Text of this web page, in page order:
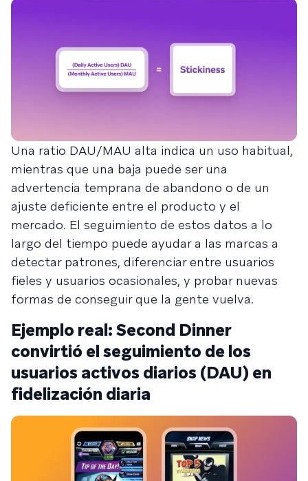
Una ratio DAU/MAU alta indica un uso habitual,
mientras que una baja puede ser una
advertencia temprana de abandono o de un
ajuste deficiente entre el producto y el
mercado. El seguimiento de estos datos a lo
largo del tiempo puede ayudar a las marcas a
detectar patrones, diferenciar entre usuarios
fieles y usuarios ocasionales, y probar nuevas
formas de conseguir que la gente vuelva.
Ejemplo real: Second Dinner
convirtió el seguimiento de los
usuarios activos diarios (DAU) en
fidelización diaria